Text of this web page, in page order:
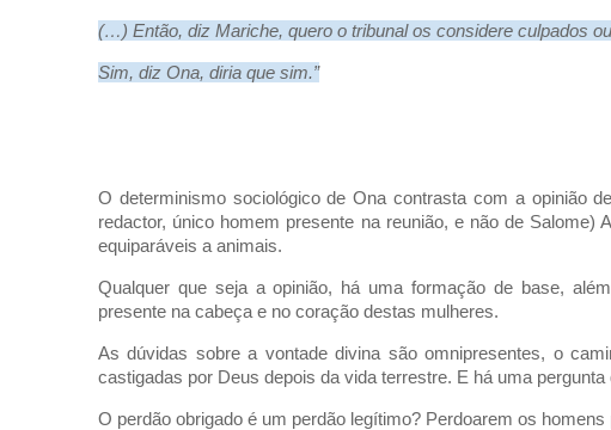
(…) Então, diz Mariche, quero o tribunal os considere culpados
Sim, diz Ona, diria que sim.”
O determinismo sociológico de Ona contrasta com a opinião
redactor, único homem presente na reunião, e não de
equiparáveis a animais.
Qualquer que seja a opinião, há uma formação de base,
presente na cabeça e no coração destas mulheres.
As dúvidas sobre a vontade divina são omnipresentes, o
castigadas por Deus depois da vida terrestre. E há uma
O perdão obrigado é um perdão legítimo? Perdoarem os